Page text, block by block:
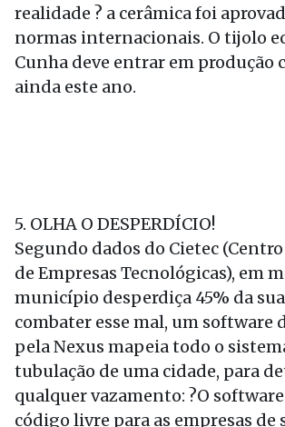
realidade ? a cerâmica foi
normas internacionais. O tijolo
Cunha deve entrar em produção
ainda este ano.
5. OLHA O DESPERDÍCIO!
Segundo dados do Cietec
de Empresas Tecnológicas), em
município desperdiça 45% da
combater esse mal, um software
pela Nexus mapeia todo o
tubulação de uma cidade, para
qualquer vazamento: ?O
código livre para as empresas de